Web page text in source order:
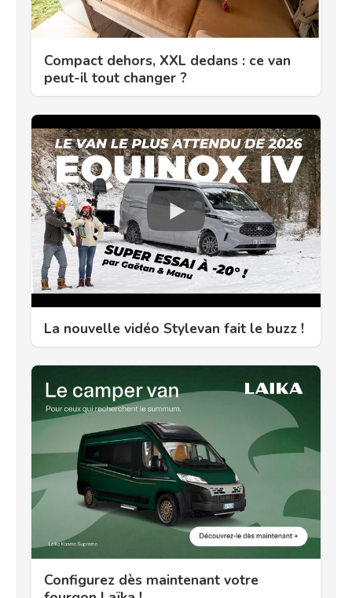
Compact dehors, XXL dedans : ce van
peut-il tout changer ?
La nouvelle vidéo Stylevan fait le buzz !
Configurez dès maintenant votre